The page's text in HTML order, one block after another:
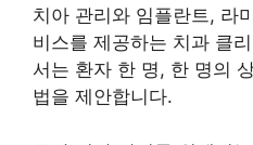
치아 관리와 임플란트, 라
비스를 제공하는 치과 클
서는 환자 한 명, 한 명의
법을 제안합니다.